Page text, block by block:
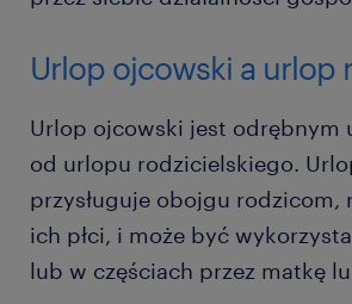
Urlop ojcowski a urlop
Urlop ojcowski jest odrębnym
od urlopu rodzicielskiego.
przysługuje obojgu rodzicom,
ich płci, i może być
lub w częściach przez matkę